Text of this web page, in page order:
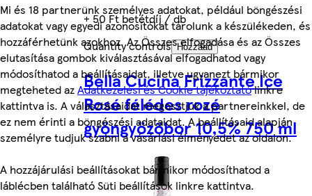
Mi és 18 partnerünk személyes adatokat, például böngészési
adatokat vagy egyedi azonosítókat tárolunk a készülékeden, és
hozzáférhetünk azokhoz. Az Összes elfogadása és az Összes
elutasítása gombok kiválasztásával elfogadhatod vagy
módosíthatod a beállításaidat, illetve ugyanezt bármikor
megteheted azAdatkezelési és Cookie tájékoztatólinkre
kattintva is. A választásaidat megosztjuk a partnereinkkel, de
ez nem érinti a böngészési adataidat. A beállításaid alapján
személyre tudjuk szabni a vásárlási élményedet az oldalon.
A hozzájárulási beállításokat bármikor módosíthatod a
láblécben található Süti beállítások linkre kattintva.
+ 50 Ft betétdíj / db
Quantity controls Hozzáad
Bella Cucina Frizzante Ice
Rosé félédes rozé
gyöngyözőbor 10,5% 750 ml